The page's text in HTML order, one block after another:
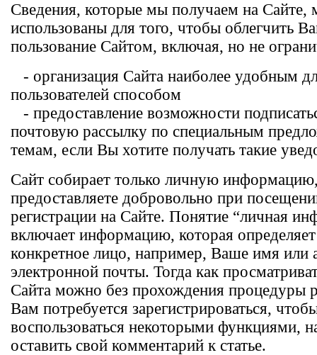
Сведения, которые мы получаем на Сайте,
использованы для того, чтобы облегчить
пользование Сайтом, включая, но не
- организация Сайта наиболее удобным
пользователей способом
- предоставление возможности
почтовую рассылку по специальным
темам, если Вы хотите получать такие
Сайт собирает только личную
предоставляете добровольно при
регистрации на Сайте. Понятие “личная
включает информацию, которая
конкретное лицо, например, Ваше имя или
электронной почты. Тогда как
Сайта можно без прохождения процедуры
Вам потребуется зарегистрироваться,
воспользоваться некоторыми функциями,
оставить свой комментарий к статье.